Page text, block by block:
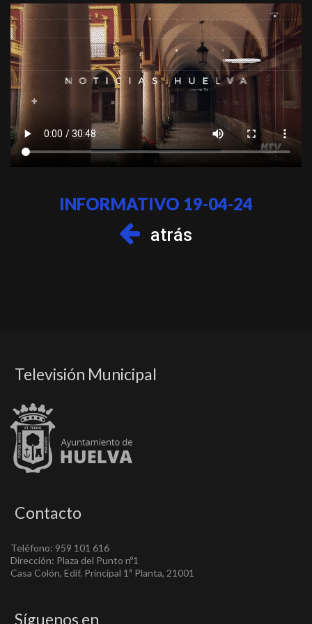
INFORMATIVO 19-04-24
atrás
Televisión Municipal
Contacto
Teléfono: 959 101 616
Dirección: Plaza del Punto nº1
Casa Colón, Edif. Principal 1ª Planta, 21001
Síguenos en